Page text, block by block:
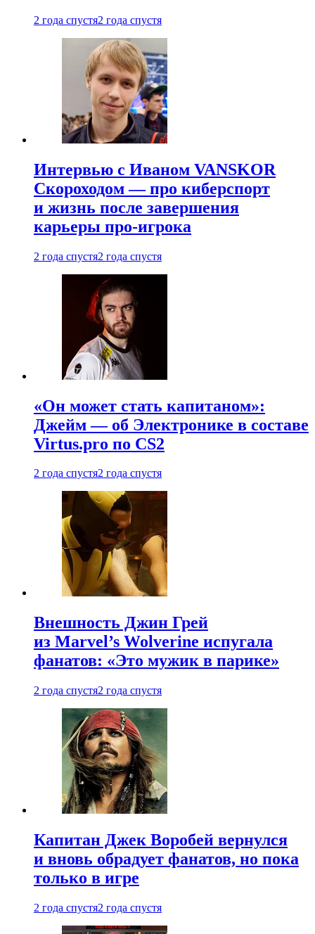
2 года спустя2 года спустя
Интервью с Иваном VANSKOR
Скороходом — про киберспорт
и жизнь после завершения
карьеры про-игрока
2 года спустя2 года спустя
«Он может стать капитаном»:
Джейм — об Электронике в составе
Virtus.pro по CS2
2 года спустя2 года спустя
Внешность Джин Грей
из Marvel’s Wolverine испугала
фанатов: «Это мужик в парике»
2 года спустя2 года спустя
Капитан Джек Воробей вернулся
и вновь обрадует фанатов, но пока
только в игре
2 года спустя2 года спустя